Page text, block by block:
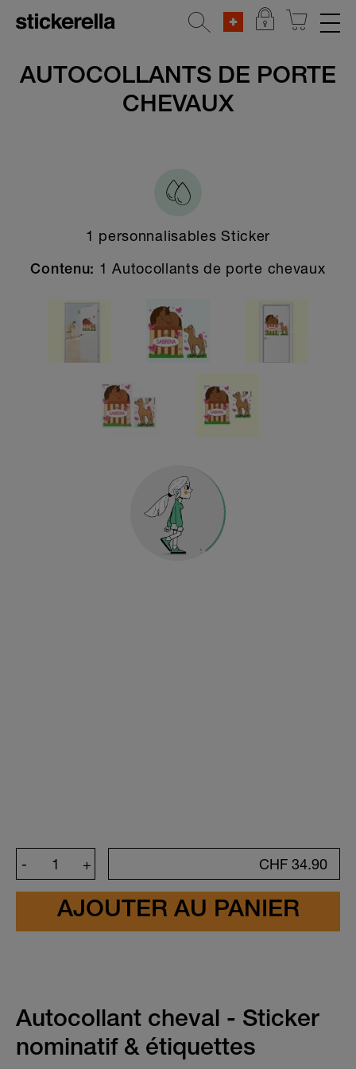
AUTOCOLLANTS RÉFLÉCHISSANTS
SETS D'AUTOCOLLANTS
MATERNELLE & ÉCOLE
MAISON & DÉCORATION
Toutes les étiquettes pour accueil &
Sticker pour porte
Étiquettes d'adresse
Chèques-Cadeaux
Étiquettes pour la cuisine et la maison
AUTOCOLLANTS DE PORTE
CHEVAUX
1 personnalisables Sticker
Contenu: 1 Autocollants de porte chevaux
+
- CHF 34.90
Autocollant cheval - Sticker
nominatif & étiquettes
J'ai soigneusement vérifié l'aperçu de